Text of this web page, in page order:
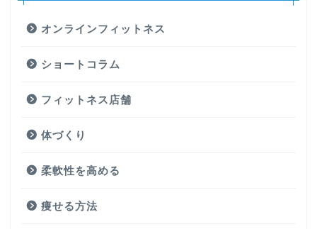
オンラインフィットネス
ショートコラム
フィットネス店舗
体づくり
柔軟性を高める
痩せる方法